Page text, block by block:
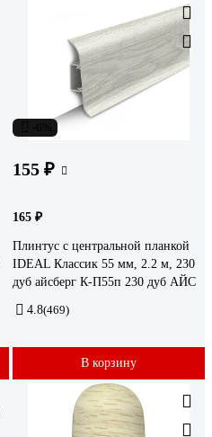
155 ₽
165 ₽
Плинтус с центральной планкой
IDEAL Классик 55 мм, 2.2 м, 230
дуб айсберг К-П55п 230 дуб АЙС
4.8(469)
В корзину